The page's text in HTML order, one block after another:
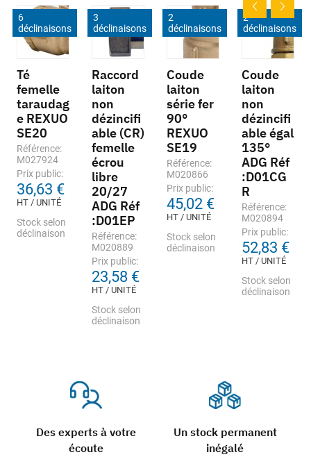
Des experts à votre
écoute
Un stock permanent
inégalé
6
déclinaisons
Té
femelle
taraudag
e REXUO
SE20
Référence:
M027924
Prix public:
36,63 €
HT / UNITÉ
Stock selon
déclinaison
3
déclinaisons
Raccord
laiton
non
dézincifi
able (CR)
femelle
écrou
libre
20/27
ADG Réf
:D01EP
Référence:
M020889
Prix public:
23,58 €
HT / UNITÉ
Stock selon
déclinaison
2
déclinaisons
Coude
laiton
série fer
90°
REXUO
SE19
Référence:
M020866
Prix public:
45,02 €
HT / UNITÉ
Stock selon
déclinaison
2
déclinaisons
Coude
laiton
non
dézincifi
able égal
135°
ADG Réf
:D01CG
R
Référence:
M020894
Prix public:
52,83 €
HT / UNITÉ
Stock selon
déclinaison